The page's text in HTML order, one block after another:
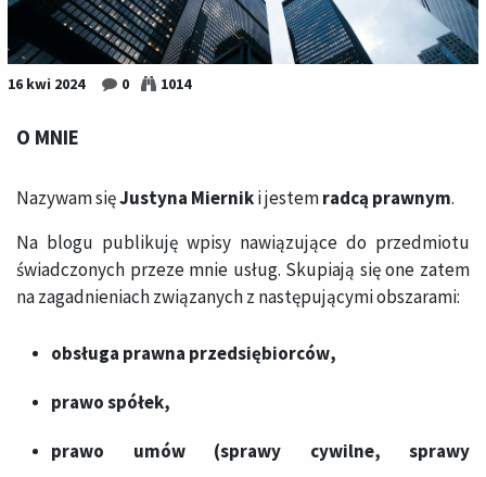
16 kwi 2024 0 1014
O MNIE
Nazywam sięJustyna Mierniki jestemradcą prawnym.
Na blogu publikuję wpisy nawiązujące do przedmiotu
świadczonych przeze mnie usług. Skupiają się one zatem
na zagadnieniach związanych z następującymi obszarami:
obsługa prawna przedsiębiorców,
pra​w​o spółek,
prawo umów (sprawy cywilne, sprawy